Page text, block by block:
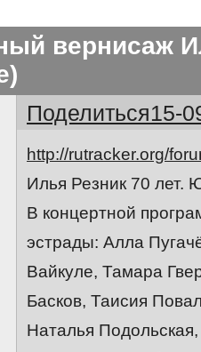
вернисаж
Поделиться15-
http://rutracker.org/
Илья Резник 70 лет.
В концертной
эстрады: Алла
Вайкуле, Тамара
Басков, Таисия
Наталья